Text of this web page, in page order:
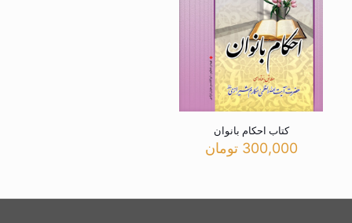
کتاب احکام بانوان
300,000 تومان